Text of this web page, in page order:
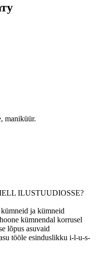
maniküür.
ILUSTUUDIOSSE?
ja kümneid
kümnendal korrusel
lõpus asuvaid
tööle esinduslikku i-l-u-s-